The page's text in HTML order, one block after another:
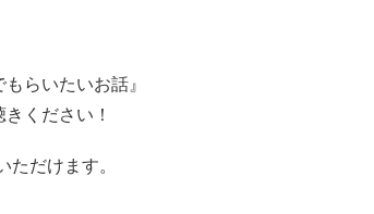
らいたいお話』
ください！
だけます。